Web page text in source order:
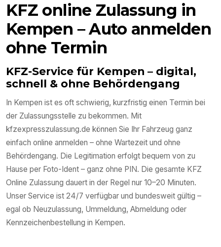
KFZ online Zulassung in
Kempen – Auto anmelden
ohne Termin
KFZ-Service für Kempen – digital,
schnell & ohne Behördengang
In Kempen ist es oft schwierig, kurzfristig einen Termin bei
der Zulassungsstelle zu bekommen. Mit
kfzexpresszulassung.de können Sie Ihr Fahrzeug ganz
einfach online anmelden – ohne Wartezeit und ohne
Behördengang. Die Legitimation erfolgt bequem von zu
Hause per Foto-Ident – ganz ohne PIN. Die gesamte KFZ
Online Zulassung dauert in der Regel nur 10–20 Minuten.
Unser Service ist 24/7 verfügbar und bundesweit gültig –
egal ob Neuzulassung, Ummeldung, Abmeldung oder
Kennzeichenbestellung in Kempen.